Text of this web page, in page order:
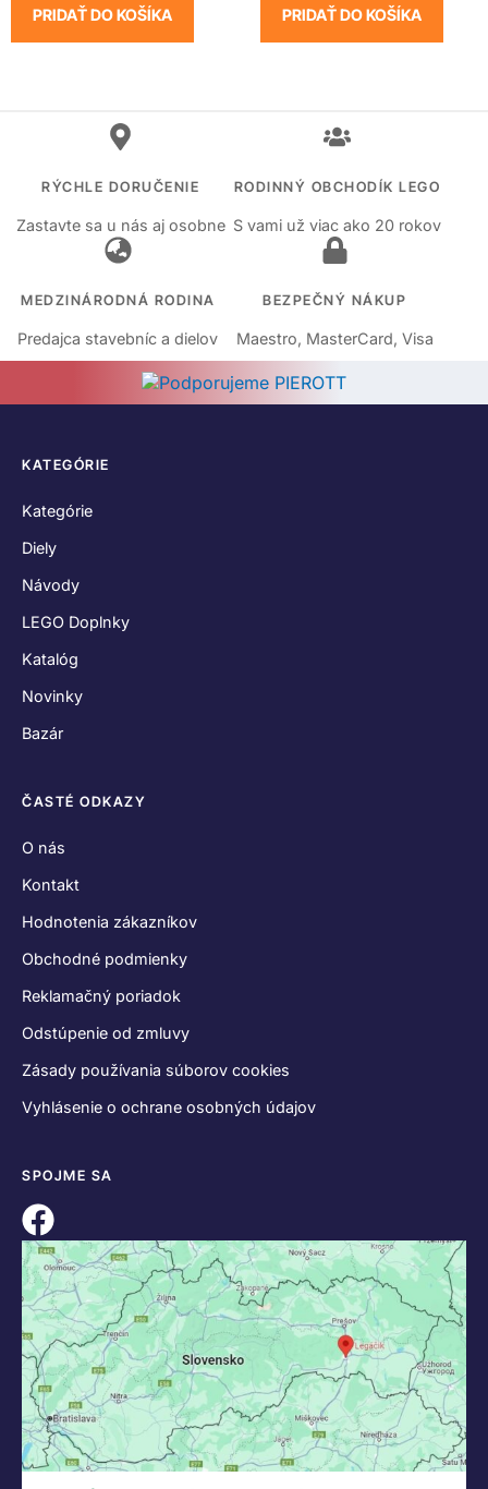
PRIDAŤ DO KOŠÍKA PRIDAŤ DO KOŠÍKA
RÝCHLE DORUČENIE
Zastavte sa u nás aj osobne
RODINNÝ OBCHODÍK LEGO
S vami už viac ako 20 rokov
MEDZINÁRODNÁ RODINA
Predajca stavebníc a dielov
BEZPEČNÝ NÁKUP
Maestro, MasterCard, Visa
KATEGÓRIE
Kategórie
Diely
Návody
LEGO Doplnky
Katalóg
Novinky
Bazár
ČASTÉ ODKAZY
O nás
Kontakt
Hodnotenia zákazníkov
Obchodné podmienky
Reklamačný poriadok
Odstúpenie od zmluvy
Zásady používania súborov cookies
Vyhlásenie o ochrane osobných údajov
SPOJME SA